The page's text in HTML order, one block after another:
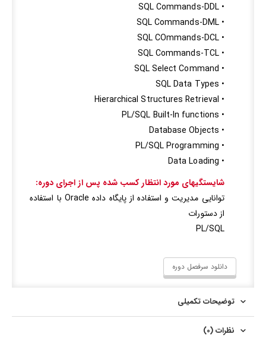
• SQL Commands-DDL
• SQL Commands-DML
• SQL COmmands-DCL
• SQL Commands-TCL
• SQL Select Command
• SQL Data Types
• Hierarchical Structures Retrieval
• PL/SQL Built-In functions
• Database Objects
• PL/SQL Programming
• Data Loading
شایستگيهاي مورد انتظار کسب شده پس از اجراي دوره:
توانایی مدیریت و استفاده از پایگاه داده Oracle با استفاده
از دستورات
PL/SQL
دانلود سرفصل دوره
توضیحات تکمیلی
نظرات (0)